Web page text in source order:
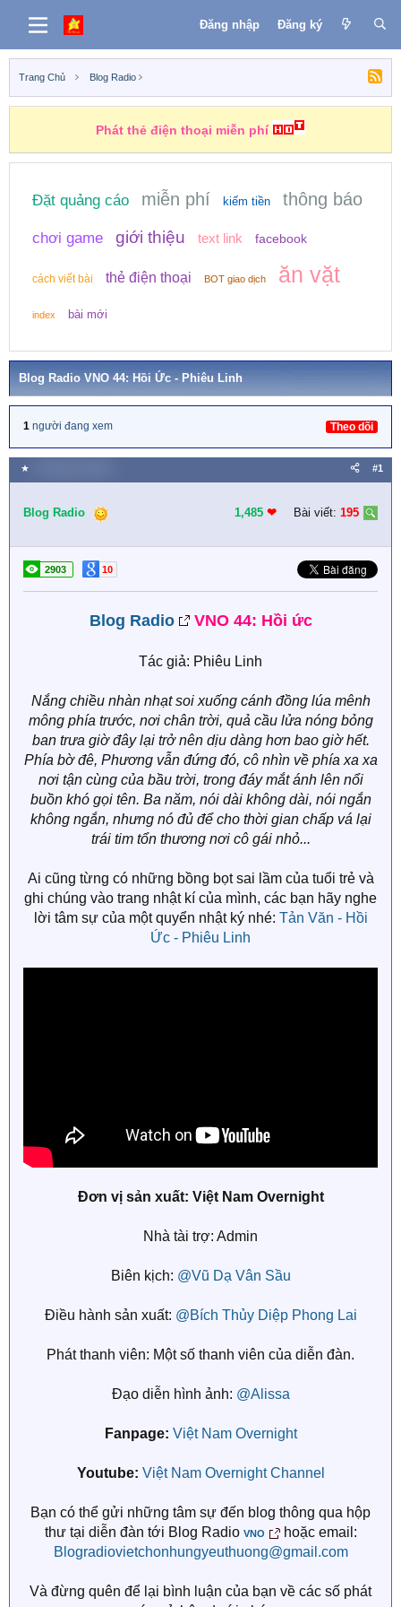
Đăng nhập Đăng ký
Trang Chủ Blog Radio
Phát thẻ điện thoại miễn phí
Đặt quảng cáo miễn phí kiếm tiền thông báo
chơi game giới thiệu text link facebook
cách viết bài thẻ điện thoại BOT giao dịch ăn vặt
index bài mới
Blog Radio VNO 44: Hồi Ức - Phiêu Linh
1 người đang xem Theo dõi
★ #1
Blog Radio 1,485 ❤︎ Bài viết: 195
2903 10
Blog Radio VNO 44: Hồi ức
Tác giả: Phiêu Linh
Nắng chiều nhàn nhạt soi xuống cánh đồng lúa mênh
mông phía trước, nơi chân trời, quả cầu lửa nóng bỏng
ban trưa giờ đây lại trở nên dịu dàng hơn bao giờ hết.
Phía bờ đê, Phương vẫn đứng đó, cô nhìn về phía xa xa
nơi tận cùng của bầu trời, trong đáy mắt ánh lên nổi
buồn khó gọi tên. Ba năm, nói dài không dài, nói ngắn
không ngắn, nhưng nó đủ để cho thời gian chấp vá lại
trái tim tổn thương nơi cô gái nhỏ...
Ai cũng từng có những bồng bọt sai lầm của tuổi trẻ và
ghi chúng vào trang nhật kí của mình, các bạn hãy nghe
lời tâm sự của một quyển nhật ký nhé: Tản Văn - Hồi
Ức - Phiêu Linh
Đơn vị sản xuất: Việt Nam Overnight
Nhà tài trợ: Admin
Biên kịch: @Vũ Dạ Vân Sầu
Điều hành sản xuất: @Bích Thủy Diệp Phong Lai
Phát thanh viên: Một số thanh viên của diễn đàn.
Đạo diễn hình ảnh: @Alissa
Fanpage: Việt Nam Overnight
Youtube: Việt Nam Overnight Channel
Bạn có thể gửi những tâm sự đến blog thông qua hộp
thư tại diễn đàn tới Blog Radio VNO
hoặc email:
Blogradiovietchonhungyeuthuong@gmail.com
Và đừng quên để lại bình luận của bạn về các số phát